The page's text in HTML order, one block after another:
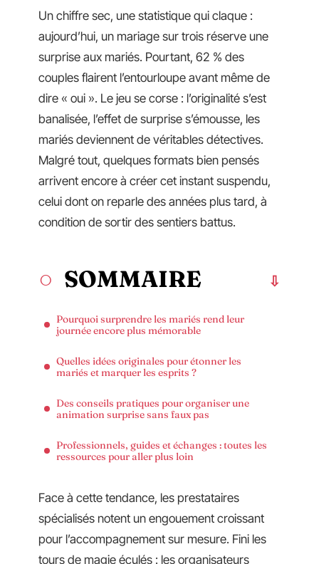
Un chiffre sec, une statistique qui claque :
aujourd’hui, un mariage sur trois réserve une
surprise aux mariés. Pourtant, 62 % des
couples flairent l’entourloupe avant même de
dire « oui ». Le jeu se corse : l’originalité s’est
banalisée, l’effet de surprise s’émousse, les
mariés deviennent de véritables détectives.
Malgré tout, quelques formats bien pensés
arrivent encore à créer cet instant suspendu,
celui dont on reparle des années plus tard, à
condition de sortir des sentiers battus.
SOMMAIRE
Pourquoi surprendre les mariés rend leur
journée encore plus mémorable
Quelles idées originales pour étonner les
mariés et marquer les esprits ?
Des conseils pratiques pour organiser une
animation surprise sans faux pas
Professionnels, guides et échanges : toutes les
ressources pour aller plus loin
Face à cette tendance, les prestataires
spécialisés notent un engouement croissant
pour l’accompagnement sur mesure. Fini les
tours de magie éculés : les organisateurs